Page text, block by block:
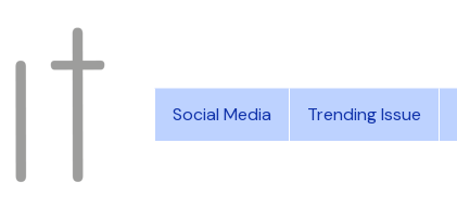
Social Media Trending Issue